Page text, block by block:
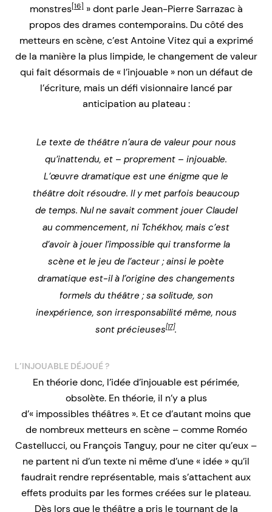
monstres[16]» dont parle Jean-Pierre Sarrazac à
propos des drames contemporains. Du côté des
metteurs en scène, c’est Antoine Vitez qui a exprimé
de la manière la plus limpide, le changement de valeur
qui fait désormais de « l’injouable » non un défaut de
l’écriture, mais un défi visionnaire lancé par
anticipation au plateau :
Le texte de théâtre n’aura de valeur pour nous
qu’inattendu, et – proprement – injouable.
L’œuvre dramatique est une énigme que le
théâtre doit résoudre. Il y met parfois beaucoup
de temps. Nul ne savait comment jouer Claudel
au commencement, ni Tchékhov, mais c’est
d’avoir à jouer l’impossible qui transforme la
scène et le jeu de l’acteur ; ainsi le poète
dramatique est-il à l’origine des changements
formels du théâtre ; sa solitude, son
inexpérience, son irresponsabilité même, nous
sont précieuses[17].
L’INJOUABLE DÉJOUÉ ?
En théorie donc, l’idée d’injouable est périmée,
obsolète. En théorie, il n’y a plus
d’« impossibles théâtres ». Et ce d’autant moins que
de nombreux metteurs en scène – comme Roméo
Castellucci, ou François Tanguy, pour ne citer qu’eux –
ne partent ni d’un texte ni même d’une « idée » qu’il
faudrait rendre représentable, mais s’attachent aux
effets produits par les formes créées sur le plateau.
Dès lors que le théâtre a pris le tournant de la